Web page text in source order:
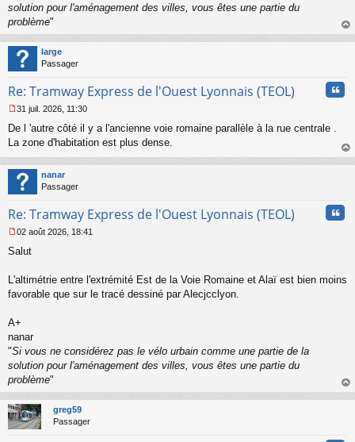
solution pour l'aménagement des villes, vous êtes une partie du
problème"
au
large
Passager
Re: Tramway Express de l'Ouest Lyonnais (TEOL)
e
s
a
g
e
o
l
u
31 juil. 2026, 11:30
De l 'autre côté il y a l'ancienne voie romaine parallèle à la rue centrale .
La zone d'habitation est plus dense.
au
nanar
Passager
Re: Tramway Express de l'Ouest Lyonnais (TEOL)
e
s
g
n
o
n
u
02 août 2026, 18:41
Salut
L'altimétrie entre l'extrémité Est de la Voie Romaine et Alaï est bien moins
favorable que sur le tracé dessiné par Alecjcclyon.
A+
nanar
"Si vous ne considérez pas le vélo urbain comme une partie de la
solution pour l'aménagement des villes, vous êtes une partie du
problème"
au
greg59
Passager